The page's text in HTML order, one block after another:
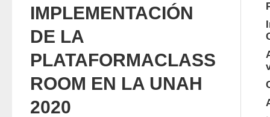
IMPLEMENTACIÓN
DE LA
PLATAFORMACLASS
ROOM EN LA UNAH
2020